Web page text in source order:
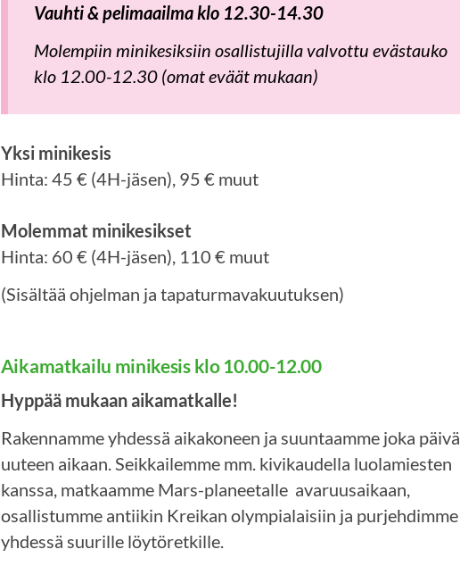
Vauhti & pelimaailma klo 12.30-14.30
Molempiin minikesiksiin osallistujilla valvottu evästauko
klo 12.00-12.30 (omat eväät mukaan)
Yksi minikesis
Hinta: 45 € (4H-jäsen), 95 € muut
Molemmat minikesikset
Hinta: 60 € (4H-jäsen), 110 € muut
(Sisältää ohjelman ja tapaturmavakuutuksen)
Aikamatkailu minikesis klo 10.00-12.00
Hyppää mukaan aikamatkalle!
Rakennamme yhdessä aikakoneen ja suuntaamme joka päivä
uuteen aikaan. Seikkailemme mm. kivikaudella luolamiesten
kanssa, matkaamme Mars-planeetalle avaruusaikaan,
osallistumme antiikin Kreikan olympialaisiin ja purjehdimme
yhdessä suurille löytöretkille.